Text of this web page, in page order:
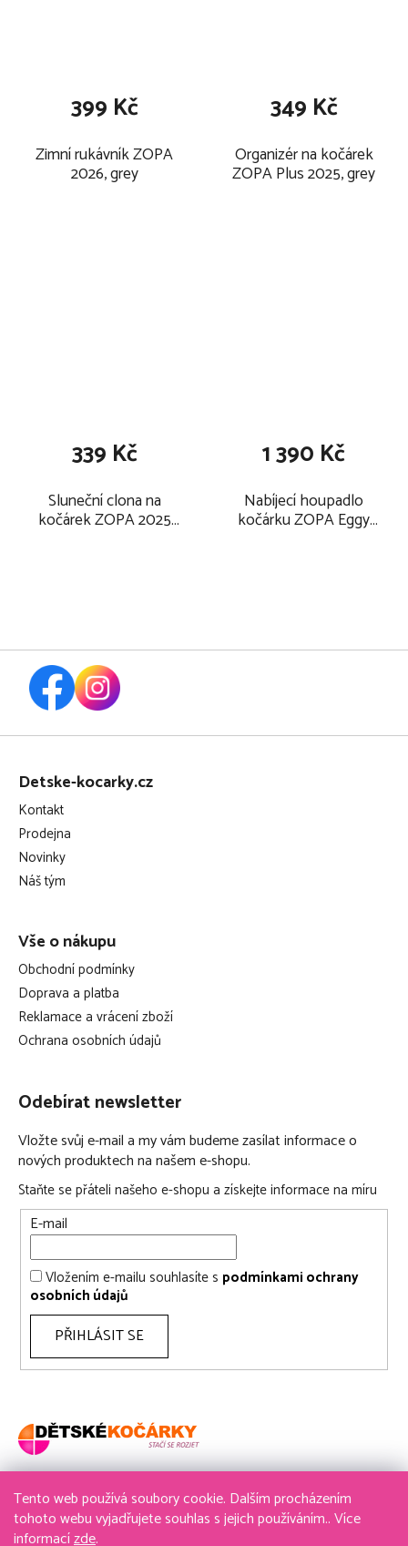
Tento web používá soubory cookie. Dalším procházením
tohoto webu vyjadřujete souhlas s jejich používáním.. Více
informacízde.
Zimní rukávník ZOPA
2026, grey
399 Kč
Organizér na kočárek
ZOPA Plus 2025, grey
349 Kč
Sluneční clona na
kočárek ZOPA 2025
339 Kč
Nabíjecí houpadlo
kočárku ZOPA Eggy
1 390 Kč
Z
Detske-kocarky.cz
Kontakt
Prodejna
Novinky
Náš tým
Vše o nákupu
Obchodní podmínky
Doprava a platba
Reklamace a vrácení zboží
Ochrana osobních údajů
Odebírat newsletter
Vložte svůj e-mail a my vám budeme zasílat informace o
nových produktech na našem e-shopu.
Staňte se přáteli našeho e-shopu a získejte informace na míru
E-mail
Vložením e-mailu souhlasíte s podmínkami ochrany
osobních údajů
PŘIHLÁSIT SE
736 611 204